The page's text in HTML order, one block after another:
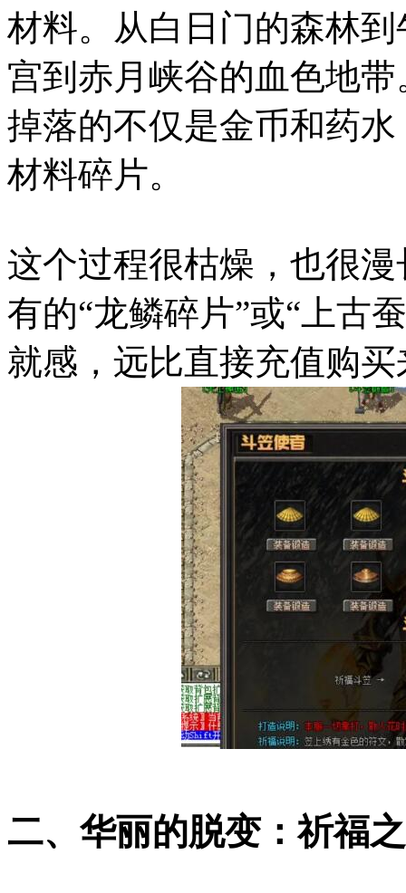
材料。从白日门的森林
宫到赤月峡谷的血色地
掉落的不仅是金币和药
材料碎片。
这个过程很枯燥，也很
有的“龙鳞碎片”或“上古
就感，远比直接充值购
二、华丽的脱变：祈福